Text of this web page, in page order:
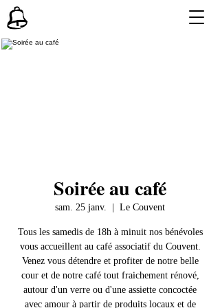
Soirée au café
sam. 25 janv. Le Couvent
Tous les samedis de 18h à minuit nos bénévoles
vous accueillent au café associatif du Couvent.
Venez vous détendre et profiter de notre belle
cour et de notre café tout fraichement rénové,
autour d'un verre ou d'une assiette concoctée
avec amour à partir de produits locaux et de